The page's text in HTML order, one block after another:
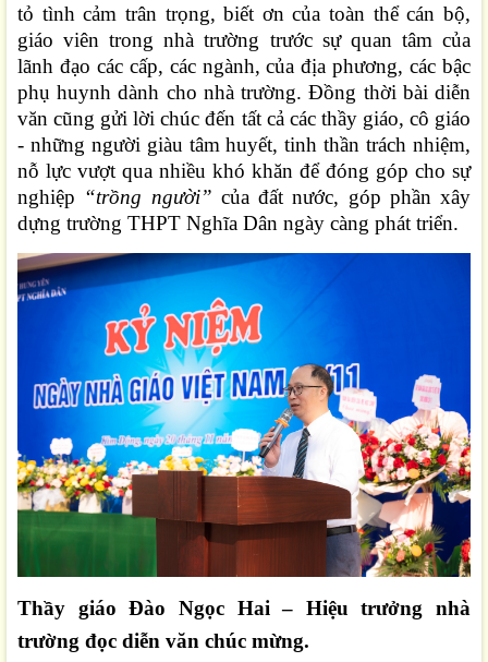
tỏ tình cảm trân trọng, biết ơn của toàn thể cán bộ,
giáo viên trong nhà trường trước sự quan tâm của
lãnh đạo các cấp, các ngành, của địa phương, các bậc
phụ huynh dành cho nhà trường. Đồng thời bài diễn
văn cũng gửilời chúc đến tất cả các thầy giáo, cô giáo
- những người giàu tâm huyết, tinh thần trách nhiệm,
nỗ lực vượt qua nhiều khó khăn để đóng góp cho sự
nghiệp “trồng người” của đất nước, góp phần xây
dựng trường THPT Nghĩa Dân ngày càng phát triển.
Thầy giáo Đào Ngọc Hai – Hiệu trưởng nhà
trường đọc diễn văn chúc mừng.